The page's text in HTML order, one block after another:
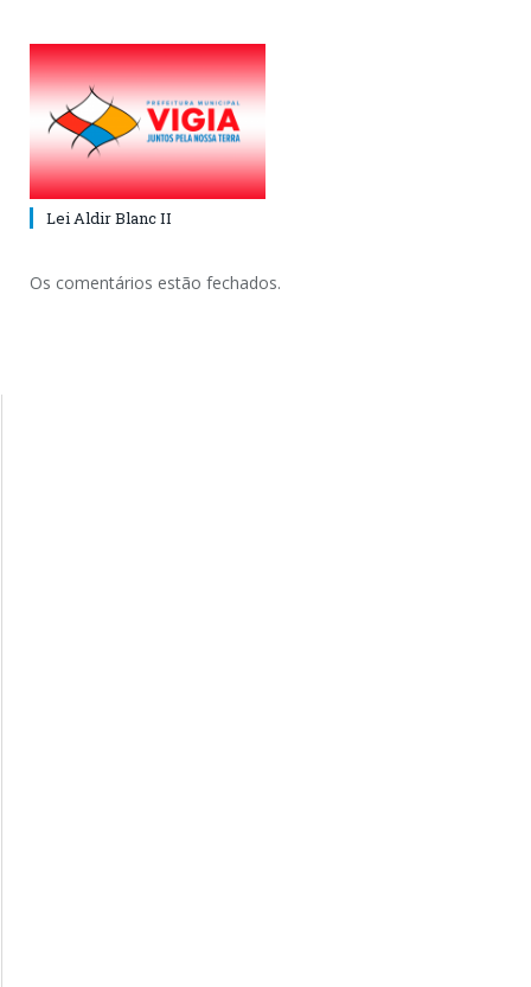
Lei Aldir Blanc II
Os comentários estão fechados.